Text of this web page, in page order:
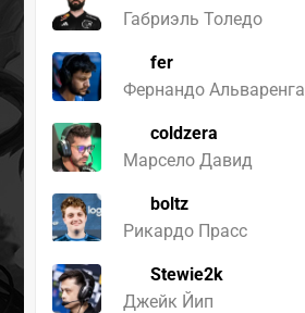
Габриэль Толедо
fer
Фернандо Альваренга
coldzera
Марсело Давид
boltz
Рикардо Прасс
Stewie2k
Джейк Йип